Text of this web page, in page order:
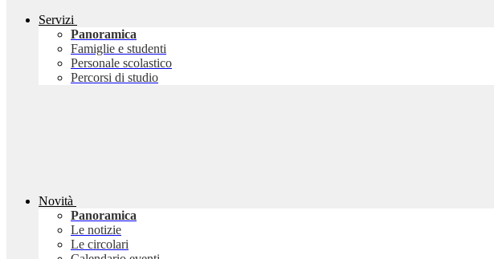
Servizi
Panoramica
Famiglie e studenti
Personale scolastico
Percorsi di studio
Novità
Panoramica
Le notizie
Le circolari